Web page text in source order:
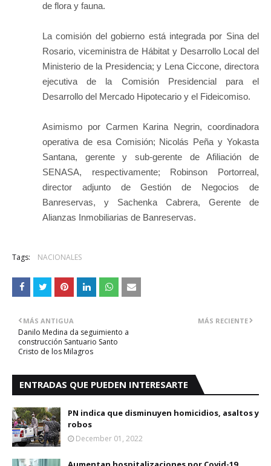
de flora y fauna.
La comisión del gobierno está integrada por Sina del
Rosario, viceministra de Hábitat y Desarrollo Local del
Ministerio de la Presidencia; y Lena Ciccone, directora
ejecutiva de la Comisión Presidencial para el
Desarrollo del Mercado Hipotecario y el Fideicomiso.
Asimismo por Carmen Karina Negrin, coordinadora
operativa de esa Comisión; Nicolás Peña y Yokasta
Santana, gerente y sub-gerente de Afiliación de
SENASA, respectivamente; Robinson Portorreal,
director adjunto de Gestión de Negocios de
Banreservas, y Sachenka Cabrera, Gerente de
Alianzas Inmobiliarias de Banreservas.
Tags: NACIONALES
MÁS RECIENTE
MÁS ANTIGUA
Danilo Medina da seguimiento a
construcción Santuario Santo
Cristo de los Milagros
ENTRADAS QUE PUEDEN INTERESARTE
PN indica que disminuyen homicidios, asaltos y
robos
December 01, 2022